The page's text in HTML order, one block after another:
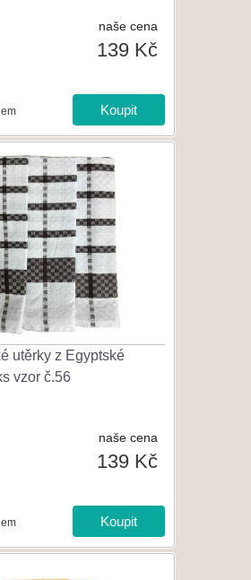
naše cena
139 Kč
utěrky z Egyptské
vzor č.56
naše cena
139 Kč